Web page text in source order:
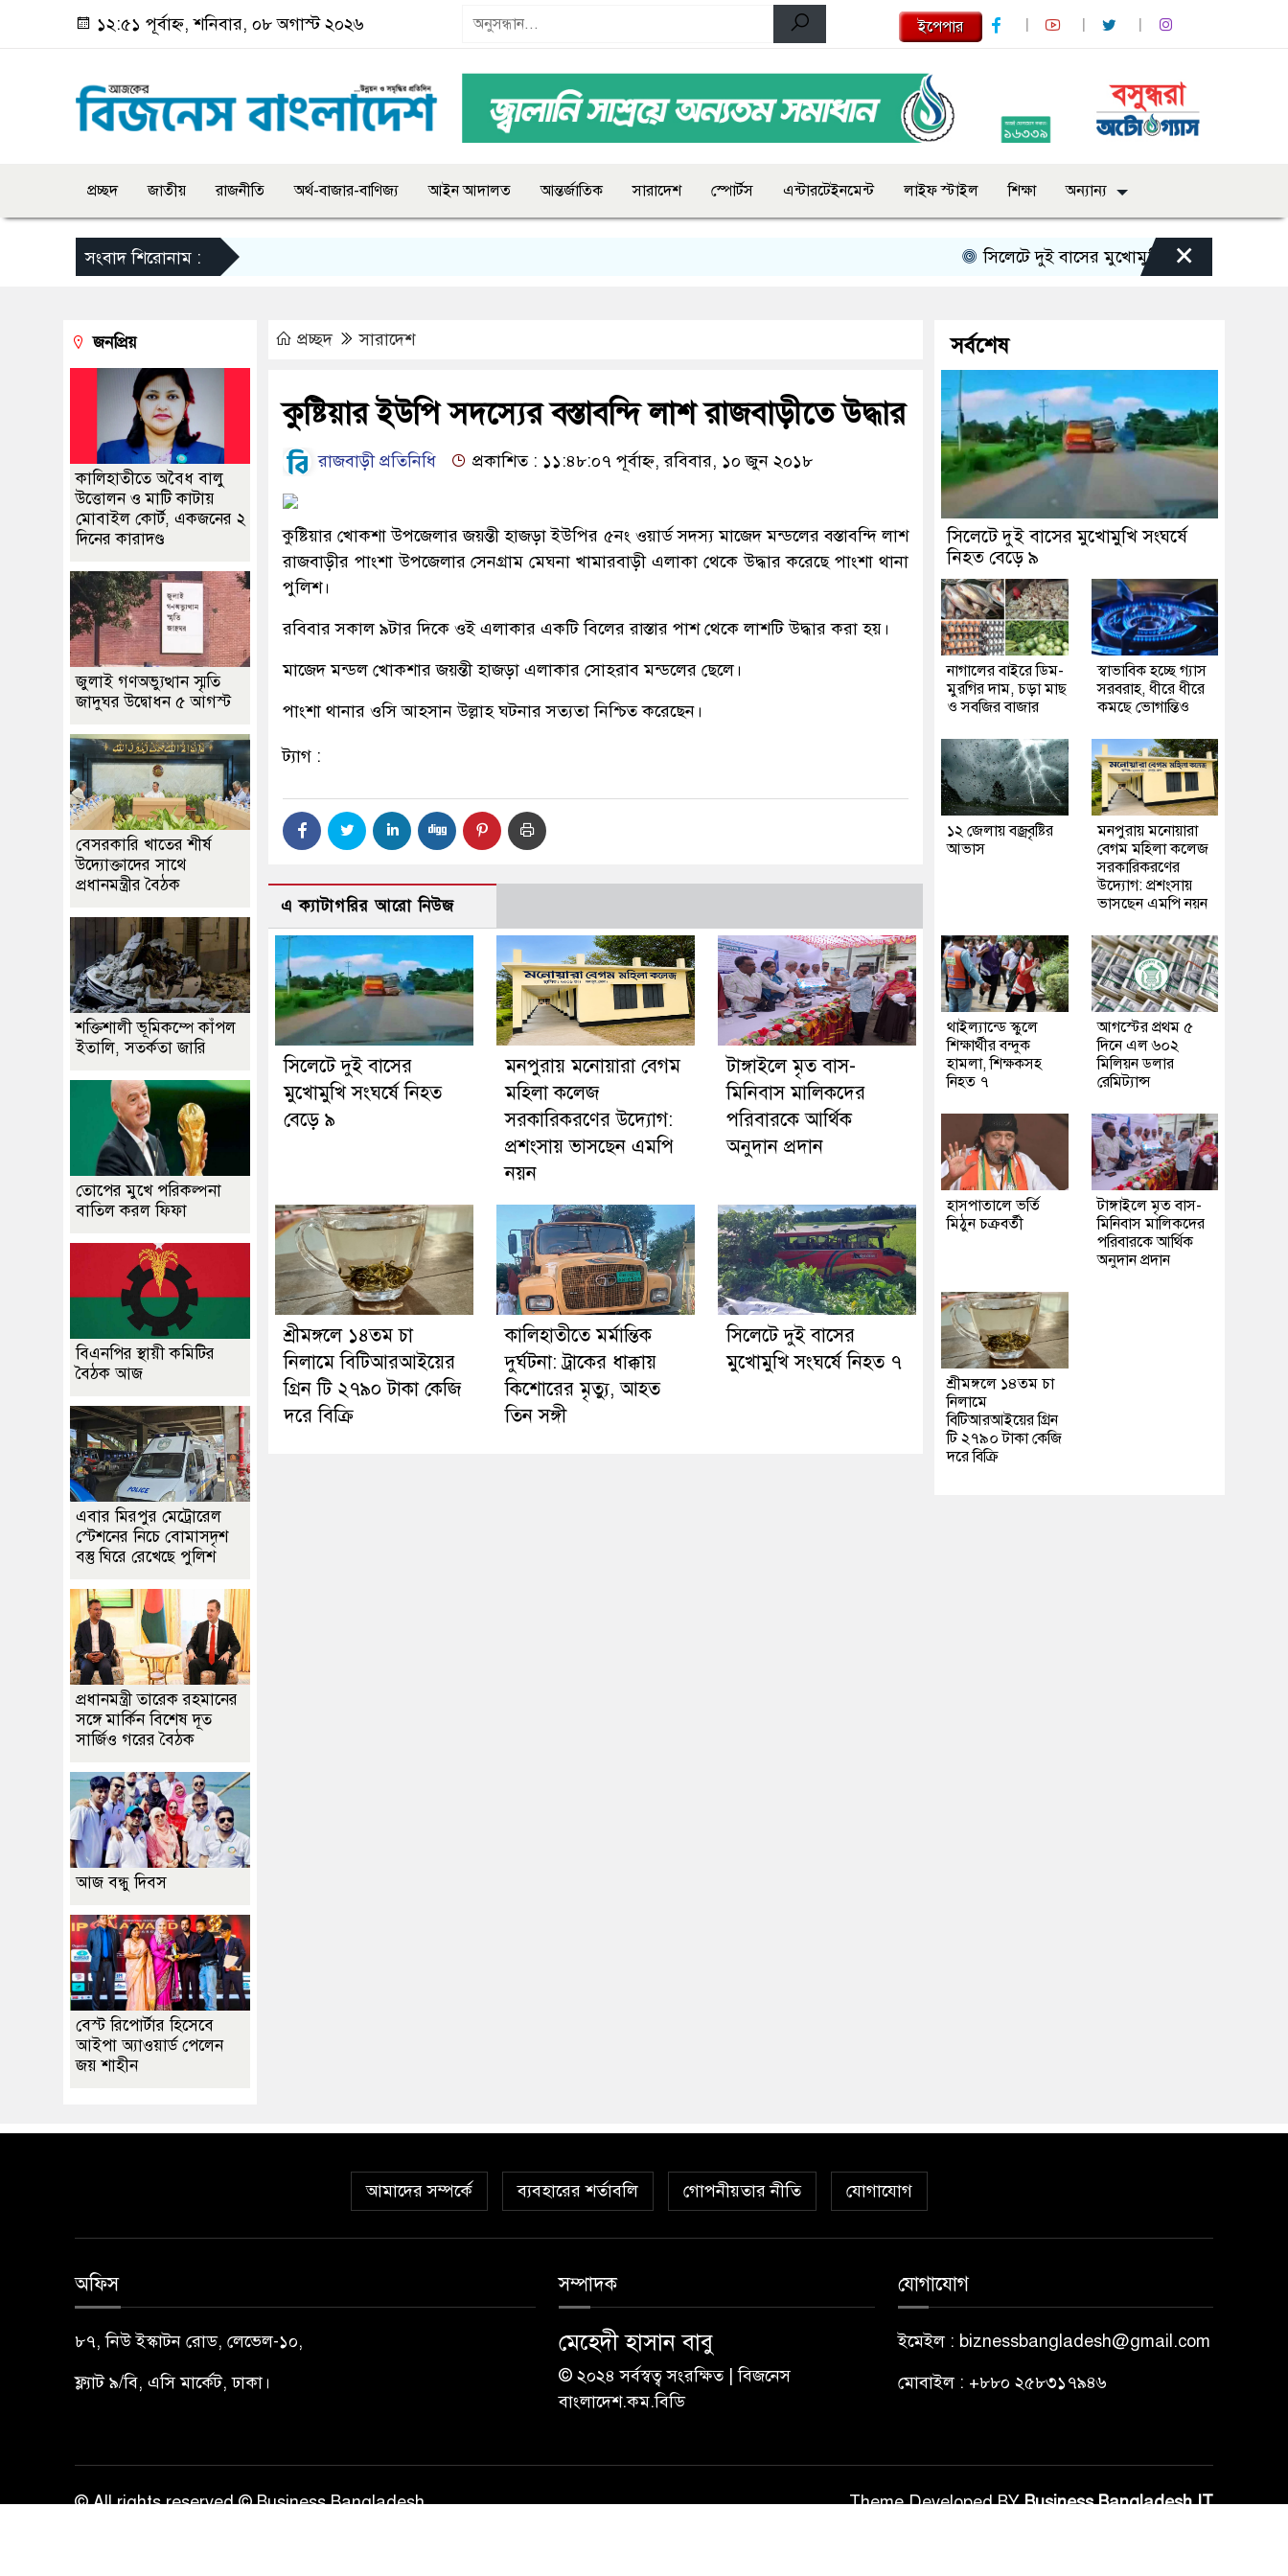
১২:৫১ পূর্বাহ্ন, শনিবার, ০৮ অগাস্ট ২০২৬ ইপেপার
প্রচ্ছদ জাতীয় রাজনীতি অর্থ-বাজার-বাণিজ্য আইন আদালত আন্তর্জাতিক সারাদেশ স্পোর্টস এন্টারটেইনমেন্ট লাইফ স্টাইল শিক্ষা অন্যান্য
সংবাদ শিরোনাম : সিলেটে দুই বাসের মুখোমুখি সংঘর্ষে নিহত বেড়ে ৯
×
প্রচ্ছদ সারাদেশ
কুষ্টিয়ার ইউপি সদস্যের বস্তাবন্দি লাশ রাজবাড়ীতে উদ্ধার
রাজবাড়ী প্রতিনিধি প্রকাশিত : ১১:৪৮:০৭ পূর্বাহ্ন, রবিবার, ১০ জুন ২০১৮
কুষ্টিয়ার খোকশা উপজেলার জয়ন্তী হাজড়া ইউপির ৫নং ওয়ার্ড সদস্য মাজেদ মন্ডলের বস্তাবন্দি লাশ
রাজবাড়ীর পাংশা উপজেলার সেনগ্রাম মেঘনা খামারবাড়ী এলাকা থেকে উদ্ধার করেছে পাংশা থানা
পুলিশ।
রবিবার সকাল ৯টার দিকে ওই এলাকার একটি বিলের রাস্তার পাশ থেকে লাশটি উদ্ধার করা হয়।
মাজেদ মন্ডল খোকশার জয়ন্তী হাজড়া এলাকার সোহরাব মন্ডলের ছেলে।
পাংশা থানার ওসি আহসান উল্লাহ ঘটনার সত্যতা নিশ্চিত করেছেন।
ট্যাগ :
এ ক্যাটাগরির আরো নিউজ
সিলেটে দুই বাসের
মুখোমুখি সংঘর্ষে নিহত
বেড়ে ৯
মনপুরায় মনোয়ারা বেগম
মহিলা কলেজ
সরকারিকরণের উদ্যোগ:
প্রশংসায় ভাসছেন এমপি
নয়ন
টাঙ্গাইলে মৃত বাস-
মিনিবাস মালিকদের
পরিবারকে আর্থিক
অনুদান প্রদান
শ্রীমঙ্গলে ১৪তম চা
নিলামে বিটিআরআইয়ের
গ্রিন টি ২৭৯০ টাকা কেজি
দরে বিক্রি
কালিহাতীতে মর্মান্তিক
দুর্ঘটনা: ট্রাকের ধাক্কায়
কিশোরের মৃত্যু, আহত
তিন সঙ্গী
সিলেটে দুই বাসের
মুখোমুখি সংঘর্ষে নিহত ৭
জনপ্রিয়
কালিহাতীতে অবৈধ বালু
উত্তোলন ও মাটি কাটায়
মোবাইল কোর্ট, একজনের ২
দিনের কারাদণ্ড
জুলাই গণঅভ্যুত্থান স্মৃতি
জাদুঘর উদ্বোধন ৫ আগস্ট
বেসরকারি খাতের শীর্ষ
উদ্যোক্তাদের সাথে
প্রধানমন্ত্রীর বৈঠক
শক্তিশালী ভূমিকম্পে কাঁপল
ইতালি, সতর্কতা জারি
তোপের মুখে পরিকল্পনা
বাতিল করল ফিফা
বিএনপির স্থায়ী কমিটির
বৈঠক আজ
এবার মিরপুর মেট্রোরেল
স্টেশনের নিচে বোমাসদৃশ
বস্তু ঘিরে রেখেছে পুলিশ
প্রধানমন্ত্রী তারেক রহমানের
সঙ্গে মার্কিন বিশেষ দূত
সার্জিও গরের বৈঠক
আজ বন্ধু দিবস
বেস্ট রিপোর্টার হিসেবে
আইপা অ্যাওয়ার্ড পেলেন
জয় শাহীন
সর্বশেষ
সিলেটে দুই বাসের মুখোমুখি সংঘর্ষে
নিহত বেড়ে ৯
নাগালের বাইরে ডিম-
মুরগির দাম, চড়া মাছ
ও সবজির বাজার
স্বাভাবিক হচ্ছে গ্যাস
সরবরাহ, ধীরে ধীরে
কমছে ভোগান্তিও
১২ জেলায় বজ্রবৃষ্টির
আভাস
মনপুরায় মনোয়ারা
বেগম মহিলা কলেজ
সরকারিকরণের
উদ্যোগ: প্রশংসায়
ভাসছেন এমপি নয়ন
থাইল্যান্ডে স্কুলে
শিক্ষার্থীর বন্দুক
হামলা, শিক্ষকসহ
নিহত ৭
আগস্টের প্রথম ৫
দিনে এল ৬০২
মিলিয়ন ডলার
রেমিট্যান্স
হাসপাতালে ভর্তি
মিঠুন চক্রবর্তী
টাঙ্গাইলে মৃত বাস-
মিনিবাস মালিকদের
পরিবারকে আর্থিক
অনুদান প্রদান
শ্রীমঙ্গলে ১৪তম চা
নিলামে
বিটিআরআইয়ের গ্রিন
টি ২৭৯০ টাকা কেজি
দরে বিক্রি
আমাদের সম্পর্কে ব্যবহারের শর্তাবলি গোপনীয়তার নীতি যোগাযোগ
অফিস
৮৭, নিউ ইস্কাটন রোড, লেভেল-১০,
ফ্ল্যাট ৯/বি, এসি মার্কেট, ঢাকা।
সম্পাদক
মেহেদী হাসান বাবু
© ২০২৪ সর্বস্বত্ব সংরক্ষিত | বিজনেস
বাংলাদেশ.কম.বিডি
যোগাযোগ
ইমেইল : biznessbangladesh@gmail.com
মোবাইল : +৮৮০ ২৫৮৩১৭৯৪৬
© All rights reserved © Business Bangladesh Theme Developed BYBusiness Bangladesh IT